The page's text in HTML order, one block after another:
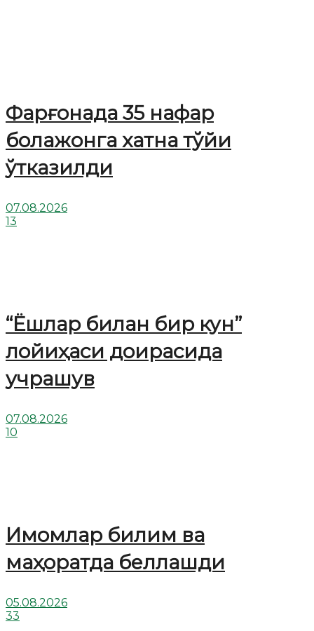
Фарғонада 35 нафар
болажонга хатна тўйи
ўтказилди
07.08.2026
13
“Ёшлар билан бир кун”
лойиҳаси доирасида
учрашув
07.08.2026
10
Имомлар билим ва
маҳоратда беллашди
05.08.2026
33